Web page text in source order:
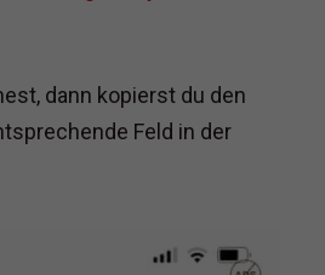
dann kopierst du den
Feld in der